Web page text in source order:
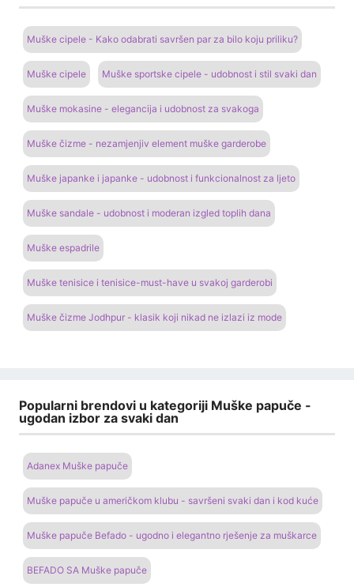
Muške cipele - Kako odabrati savršen par za bilo koju priliku?
Muške cipele Muške sportske cipele - udobnost i stil svaki dan
Muške mokasine - elegancija i udobnost za svakoga
Muške čizme - nezamjenjiv element muške garderobe
Muške japanke i japanke - udobnost i funkcionalnost za ljeto
Muške sandale - udobnost i moderan izgled toplih dana
Muške espadrile
Muške tenisice i tenisice-must-have u svakoj garderobi
Muške čizme Jodhpur - klasik koji nikad ne izlazi iz mode
Popularni brendovi u kategoriji Muške papuče -
ugodan izbor za svaki dan
Adanex Muške papuče
Muške papuče u američkom klubu - savršeni svaki dan i kod kuće
Muške papuče Befado - ugodno i elegantno rješenje za muškarce
BEFADO SA Muške papuče